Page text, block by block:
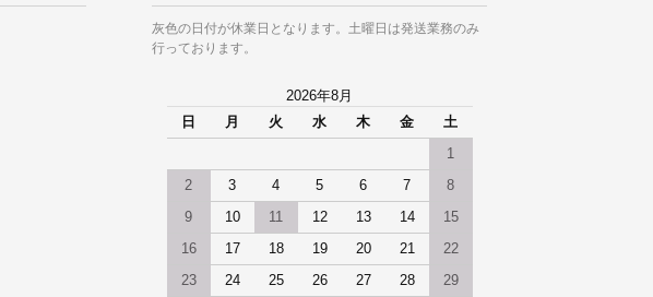
灰色の日付が休業日となります。土曜日は発送業務のみ
行っております。
2026年8月
日
月 火 水 木 金 土
1
2 3 4 5 6 7 8
9 10 11 12 13 14 15
16 17 18 19 20 21 22
23 24 25 26 27 28 29